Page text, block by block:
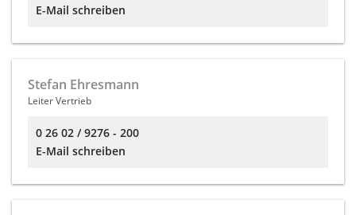
E-Mail schreiben
Stefan Ehresmann
Leiter Vertrieb
0 26 02 / 9276 - 200
E-Mail schreiben